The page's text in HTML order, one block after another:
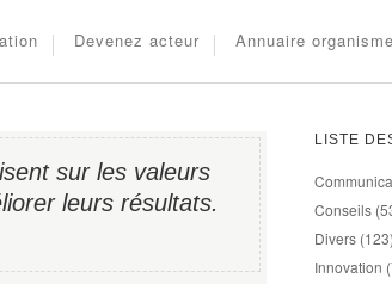
Devenez acteur Annuaire
sur les valeurs
leurs résultats.
LISTE
Conseils
Divers (123)
Innovation